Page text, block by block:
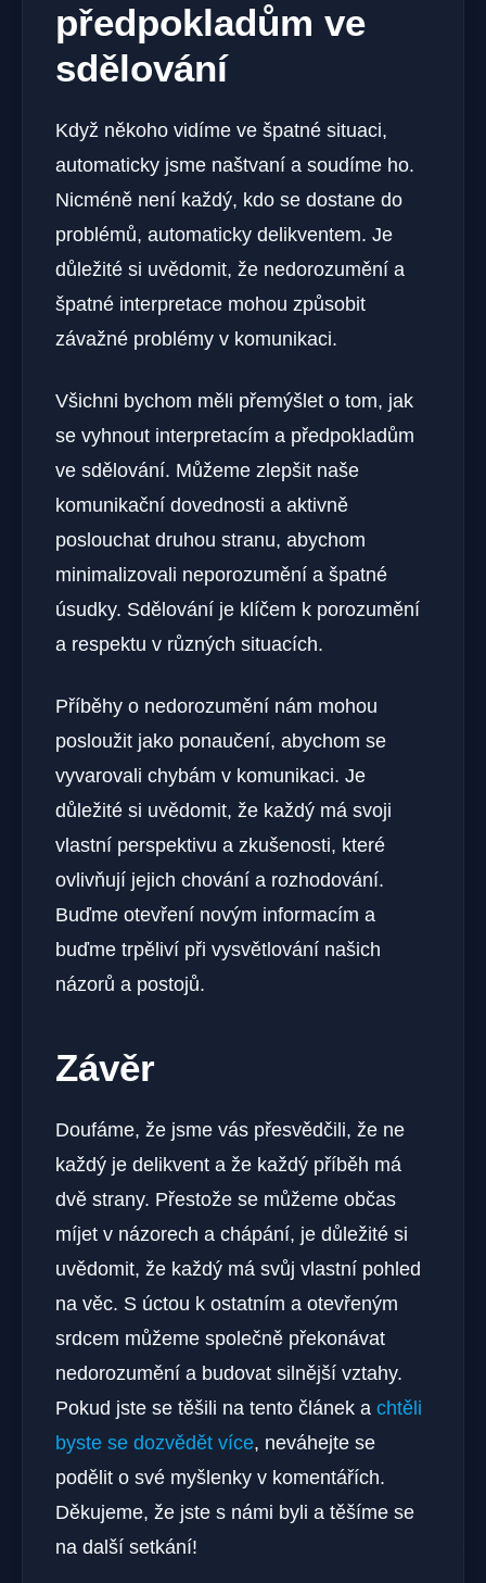
předpokladům ve
sdělování
Když někoho vidíme ve špatné situaci,
automaticky jsme naštvaní a soudíme ho.
Nicméně není každý, kdo se dostane do
problémů, automaticky delikventem. Je
důležité si uvědomit, že nedorozumění a
špatné interpretace mohou způsobit
závažné problémy v komunikaci.
Všichni bychom měli přemýšlet o tom, jak
se vyhnout interpretacím a předpokladům
ve sdělování. Můžeme zlepšit naše
komunikační dovednosti a aktivně
poslouchat druhou stranu, abychom
minimalizovali neporozumění a špatné
úsudky. Sdělování je klíčem k porozumění
a respektu v různých situacích.
Příběhy o nedorozumění nám mohou
posloužit jako ponaučení, abychom se
vyvarovali chybám v komunikaci. Je
důležité si uvědomit, že každý má svoji
vlastní perspektivu a zkušenosti, které
ovlivňují jejich chování a rozhodování.
Buďme otevření novým informacím a
buďme trpěliví při vysvětlování našich
názorů a postojů.
Závěr
Doufáme, že jsme vás přesvědčili, že ne
každý je delikvent a že každý příběh má
dvě strany. Přestože se můžeme občas
míjet v názorech a chápání, je důležité si
uvědomit, že každý má svůj vlastní pohled
na věc. S úctou k ostatním a otevřeným
srdcem můžeme společně překonávat
nedorozumění a budovat silnější vztahy.
Pokud jste se těšili na tento článek a chtěli
byste se dozvědět více, neváhejte se
podělit o své myšlenky v komentářích.
Děkujeme, že jste s námi byli a těšíme se
na další setkání!